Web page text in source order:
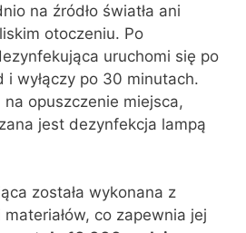
na źródło światła ani
otoczeniu. Po
uruchomi się po
i wyłączy po 30 minutach.
opuszczenie miejsca,
jest dezynfekcja lampą
została wykonana z
co zapewnia jej